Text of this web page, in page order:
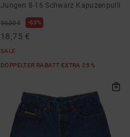
Jungen 8-16 Schwarz Kapuzenpulli
50,00 € 63%
18,75 €
SALE
DOPPELTER RABATT EXTRA 25 %